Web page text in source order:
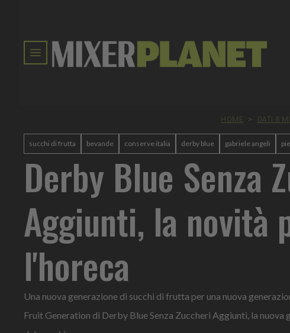
HOME > DATI &
succhi di frutta bevande conserve italia derby blue gabriele angeli
Derby Blue Senza
Aggiunti, la novità
l'horeca
Una nuova generazione di succhi di frutta per una nuova
Fruit Generation di Derby Blue Senza Zuccheri Aggiunti, la nuova